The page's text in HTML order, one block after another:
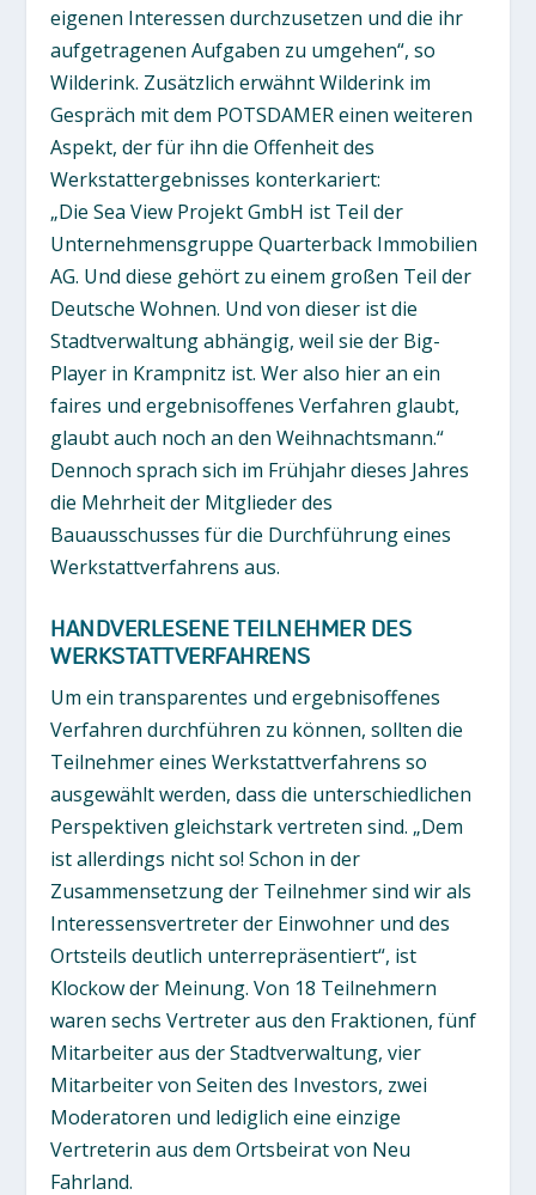
eigenen Interessen durchzusetzen und die ihr
aufgetragenen Aufgaben zu umgehen“, so
Wilderink. Zusätzlich erwähnt Wilderink im
Gespräch mit dem POTSDAMER einen weiteren
Aspekt, der für ihn die Offenheit des
Werkstattergebnisses konterkariert:
„Die Sea View Projekt GmbH ist Teil der
Unternehmensgruppe Quarterback Immobilien
AG. Und diese gehört zu einem großen Teil der
Deutsche Wohnen. Und von dieser ist die
Stadtverwaltung abhängig, weil sie der Big-
Player in Krampnitz ist. Wer also hier an ein
faires und ergebnisoffenes Verfahren glaubt,
glaubt auch noch an den Weihnachtsmann.“
Dennoch sprach sich im Frühjahr dieses Jahres
die Mehrheit der Mitglieder des
Bauausschusses für die Durchführung eines
Werkstattverfahrens aus.
HANDVERLESENE TEILNEHMER DES
WERKSTATTVERFAHRENS
Um ein transparentes und ergebnisoffenes
Verfahren durchführen zu können, sollten die
Teilnehmer eines Werkstattverfahrens so
ausgewählt werden, dass die unterschiedlichen
Perspektiven gleichstark vertreten sind. „Dem
ist allerdings nicht so! Schon in der
Zusammensetzung der Teilnehmer sind wir als
Interessensvertreter der Einwohner und des
Ortsteils deutlich unterrepräsentiert“, ist
Klockow der Meinung. Von 18 Teilnehmern
waren sechs Vertreter aus den Fraktionen, fünf
Mitarbeiter aus der Stadtverwaltung, vier
Mitarbeiter von Seiten des Investors, zwei
Moderatoren und lediglich eine einzige
Vertreterin aus dem Ortsbeirat von Neu
Fahrland.